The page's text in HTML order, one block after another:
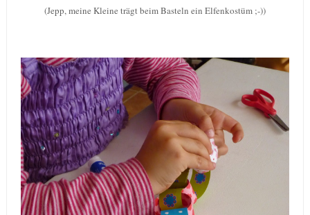
(Jepp, meine Kleine trägt beim Basteln ein Elfenkostüm ;-))